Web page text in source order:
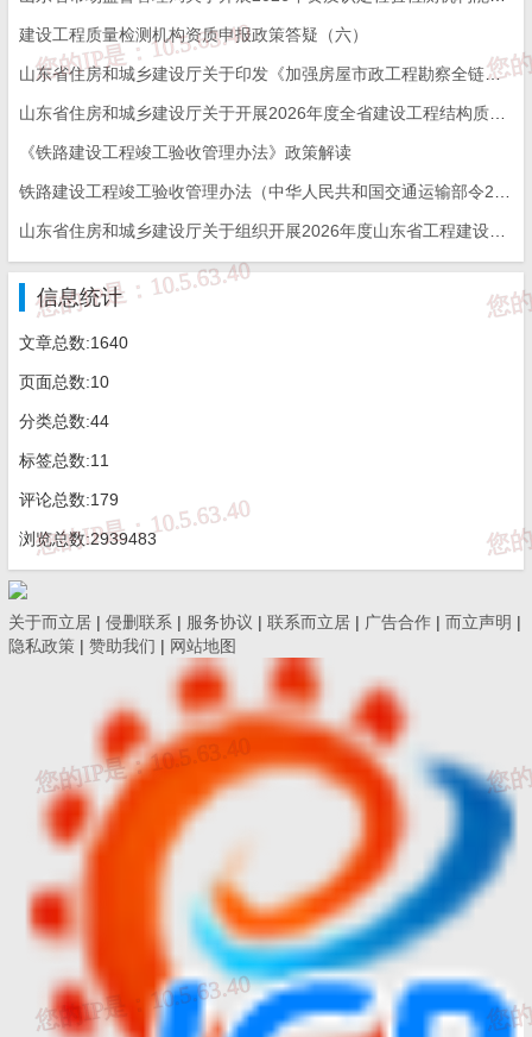
（二）质量检测信用管理；
（三）依法处理违反质量检测管理规定的行为。
第六条 各级交通运输主管部门应当加强质量检测管理信息化
第七条 检测机构资质分为公路工程和水运工程专业。
申请公路工程甲级、交通工程专项，水运工程材料类甲级、
申请公路工程乙级、丙级和桥梁隧道工程专项，水运工程材
料类乙级、丙级和结构类乙级检测机构资质的，应当按照本细则规
定向省交通运输主管部门提交申请。
第八条 申请检测机构资质的检测机构（以下简称申请人）应
条件。人员应当与申请人签订有效的劳动合同或者聘用合同，并依
法缴纳社会保险。
第九条 申请人应当按照本细则检测机构资质申请材料清单
（见附件1）相关要求，通过公路水运工程质量检测管理信息系统向
省交通运输主管部门提交申请材料，并对其申请材料的真实性、准
确性负责。
第十条 省交通运输主管部门收到申请材料后，应当组织省交
通运输工程质量监督机构进行受理审查，并作出是否受理的决定。
建设工程质量检测机构资质申报政策答疑（六）
山东省住房和城乡建设厅关于印发《加强房屋市政工程勘察全链条管理实施方案》的通知
《铁路建设工程竣工验收管理办法》政策解读
信息统计
文章总数:1640
页面总数:10
分类总数:44
标签总数:11
评论总数:179
浏览总数:2939483
关于而立居 | 侵删联系 | 服务协议 | 联系而立居 | 广告合作 | 而立声明 |
隐私政策 | 赞助我们 | 网站地图